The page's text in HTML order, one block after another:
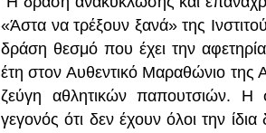
«Άστα να τρέξουν ξανά» της
δράση θεσμό που έχει την
έτη στον Αυθεντικό Μαραθώνιο της
ζεύγη αθλητικών παπουτσιών. Η
γεγονός ότι δεν έχουν όλοι την